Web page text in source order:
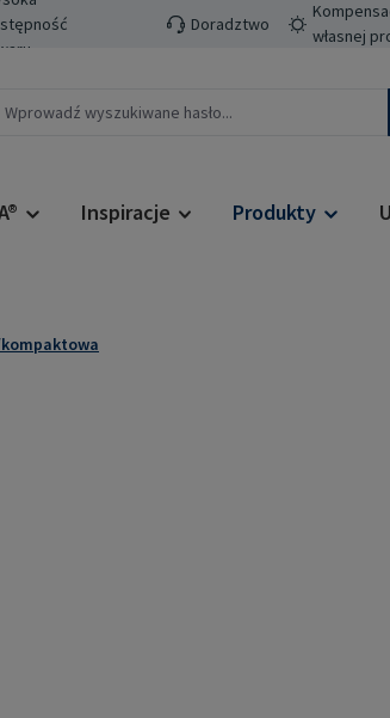
Doradztwo
własnej
Inspiracje Produkty